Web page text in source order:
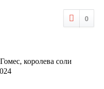
0
королева соли